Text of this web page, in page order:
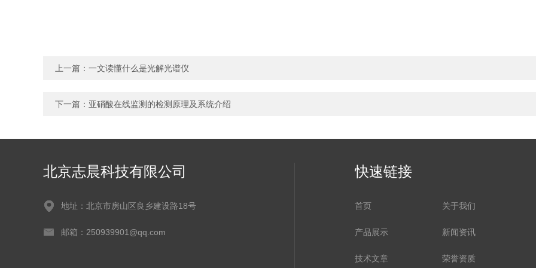
上一篇： 一文读懂什么是光解光谱仪
下一篇： 亚硝酸在线监测的检测原理及系统介绍
北京志晨科技有限公司
地址：北京市房山区良乡建设路18号
邮箱：250939901@qq.com
快速链接
首页 关于我们
产品展示 新闻资讯
技术文章 荣誉资质